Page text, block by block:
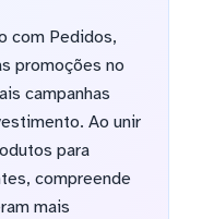
com Pedidos,
promoções no
campanhas
Ao unir
para
compreende
mais